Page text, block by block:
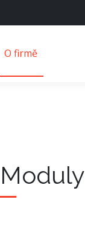
O firmě